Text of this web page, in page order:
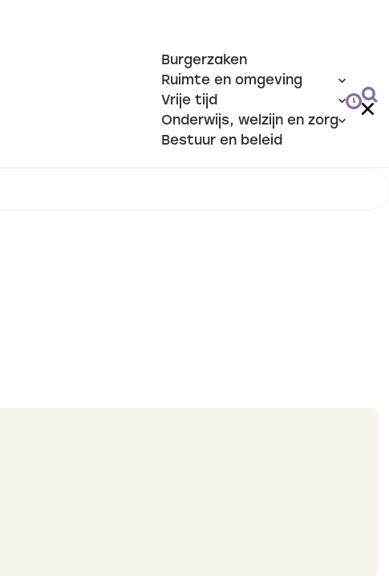
Burgerzaken
Ruimte en omgeving
Vrije tijd
Onderwijs, welzijn en zorg
Bestuur en beleid